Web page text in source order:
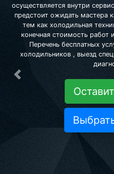
осуществляется внутри
предстоит ожидать мастера
тем как холодильная
конечная стоимость работ
Перечень бесплатных
холодильников , выезд
Предыдущая